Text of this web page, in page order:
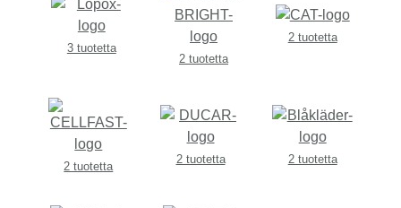
3 tuotetta
2 tuotetta
2 tuotetta
2 tuotetta
2 tuotetta 2 tuotetta